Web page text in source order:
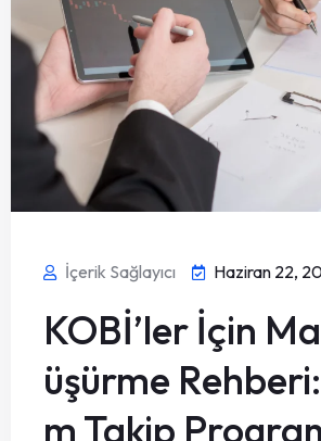
İçerik Sağlayıcı Haziran 22,
KOBİ’ler İçin
üşürme
m Takip